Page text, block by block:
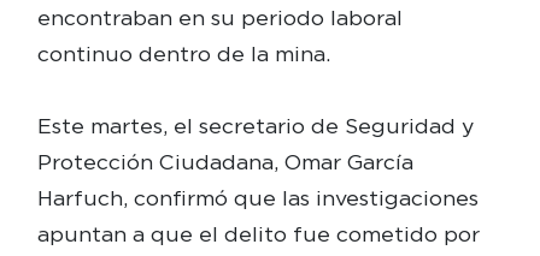
encontraban en su periodo laboral
continuo dentro de la mina.
Este martes, el secretario de Seguridad y
Protección Ciudadana, Omar García
Harfuch, confirmó que las investigaciones
apuntan a que el delito fue cometido por